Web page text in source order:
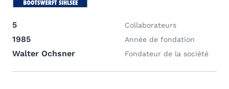
5 Collaborateurs
1985 Année de fondation
Walter Ochsner Fondateur de la société